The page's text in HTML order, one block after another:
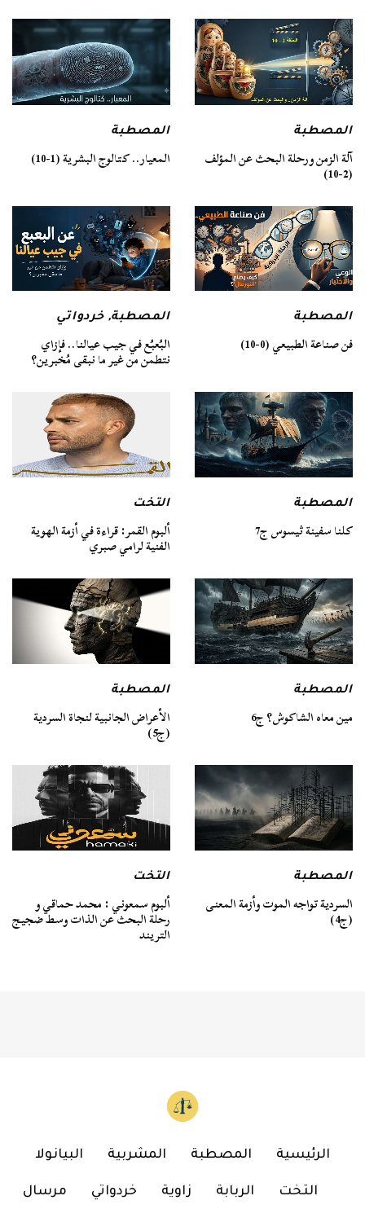
المصطبة
آلة الزمن ورحلة البحث عن المؤلف
(2-10)
المصطبة
المعيار.. كتالوج البشرية (1-10)
المصطبة
فن صناعة الطبيعي (0-10)
المصطبة,خردواتي
البُعبُع في جيب عيالنا.. فإزاي
نتطمن من غير ما نبقى مُخبرين؟
المصطبة
كلنا سفينة ثيسوس ج7
التخت
ألبوم القمر: قراءة في أزمة الهوية
الفنية لرامي صبري
المصطبة
مين معاه الشاكوش؟ ج6
المصطبة
الأعراض الجانبية لنجاة السردية
(ج5)
المصطبة
السردية تواجه الموت وأزمة المعنى
(ج4)
التخت
ألبوم سمعوني : محمد حماقي و
رحلة البحث عن الذات وسط ضجيج
التريند
الرئيسية المصطبة المشربية البيانولا
التخت الربابة زاوية خردواتي مرسال